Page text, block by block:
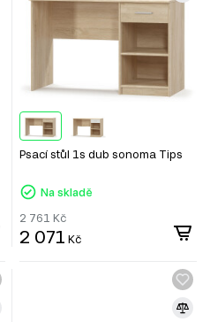
Psací stůl 1s dub sonoma Tips
Na skladě
2 761 Kč
2 071 Kč